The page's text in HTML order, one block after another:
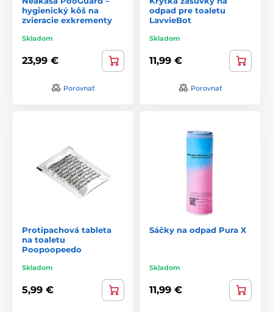
hygienický kôš na
zvieracie exkrementy
Skladom
23,99 €
Porovnať
odpad pre toaletu
LavvieBot
Skladom
11,99 €
Porovnať
Protipachová tableta
na toaletu
Poopoopeedo
Skladom
5,99 €
Sáčky na odpad Pura X
Skladom
11,99 €